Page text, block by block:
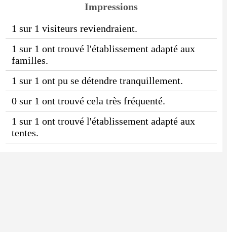
Impressions
1 sur 1 visiteurs reviendraient.
1 sur 1 ont trouvé l'établissement adapté aux
familles.
1 sur 1 ont pu se détendre tranquillement.
0 sur 1 ont trouvé cela très fréquenté.
1 sur 1 ont trouvé l'établissement adapté aux
tentes.